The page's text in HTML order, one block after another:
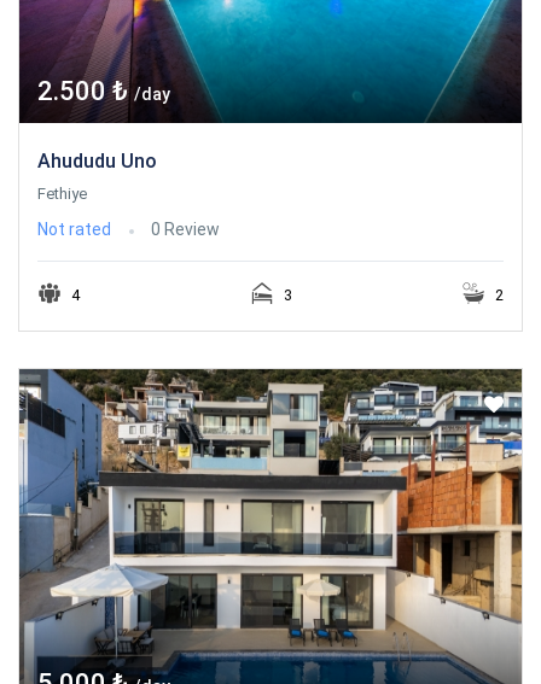
2.500 ₺ /day
Ahududu Uno
Fethiye
Not rated 0 Review
4 3 2